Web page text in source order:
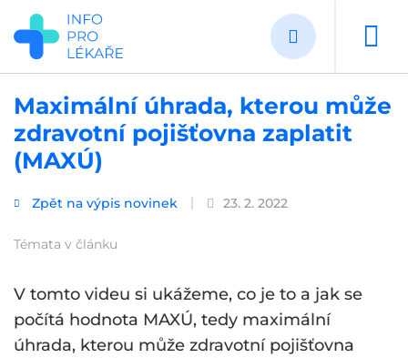
Přejít
hlavnímu
obsahu
Maximální úhrada, kterou může
zdravotní pojišťovna zaplatit
(MAXÚ)
Zpět na výpis novinek 23. 2. 2022
Témata v článku
V tomto videu si ukážeme, co je to a jak se
počítá hodnota MAXÚ, tedy maximální
úhrada, kterou může zdravotní pojišťovna